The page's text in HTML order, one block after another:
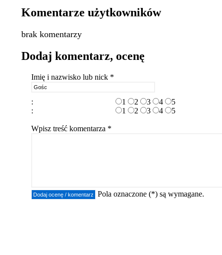
Komentarze użytkowników
brak komentarzy
Dodaj komentarz, ocenę
Imię i nazwisko lub nick *
: 1 2 3 4
5
:
1 2 3 4 5
Wpisz treść komentarza *
Pola oznaczone (*) są wymagane.